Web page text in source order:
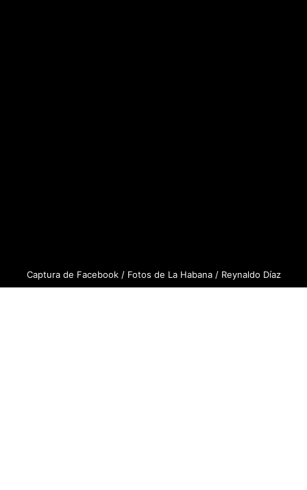
Captura de Facebook / Fotos de La Habana / Reynaldo Díaz